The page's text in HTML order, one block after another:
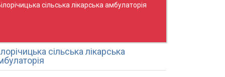
сільська лікарська амбулаторія
сільська лікарська